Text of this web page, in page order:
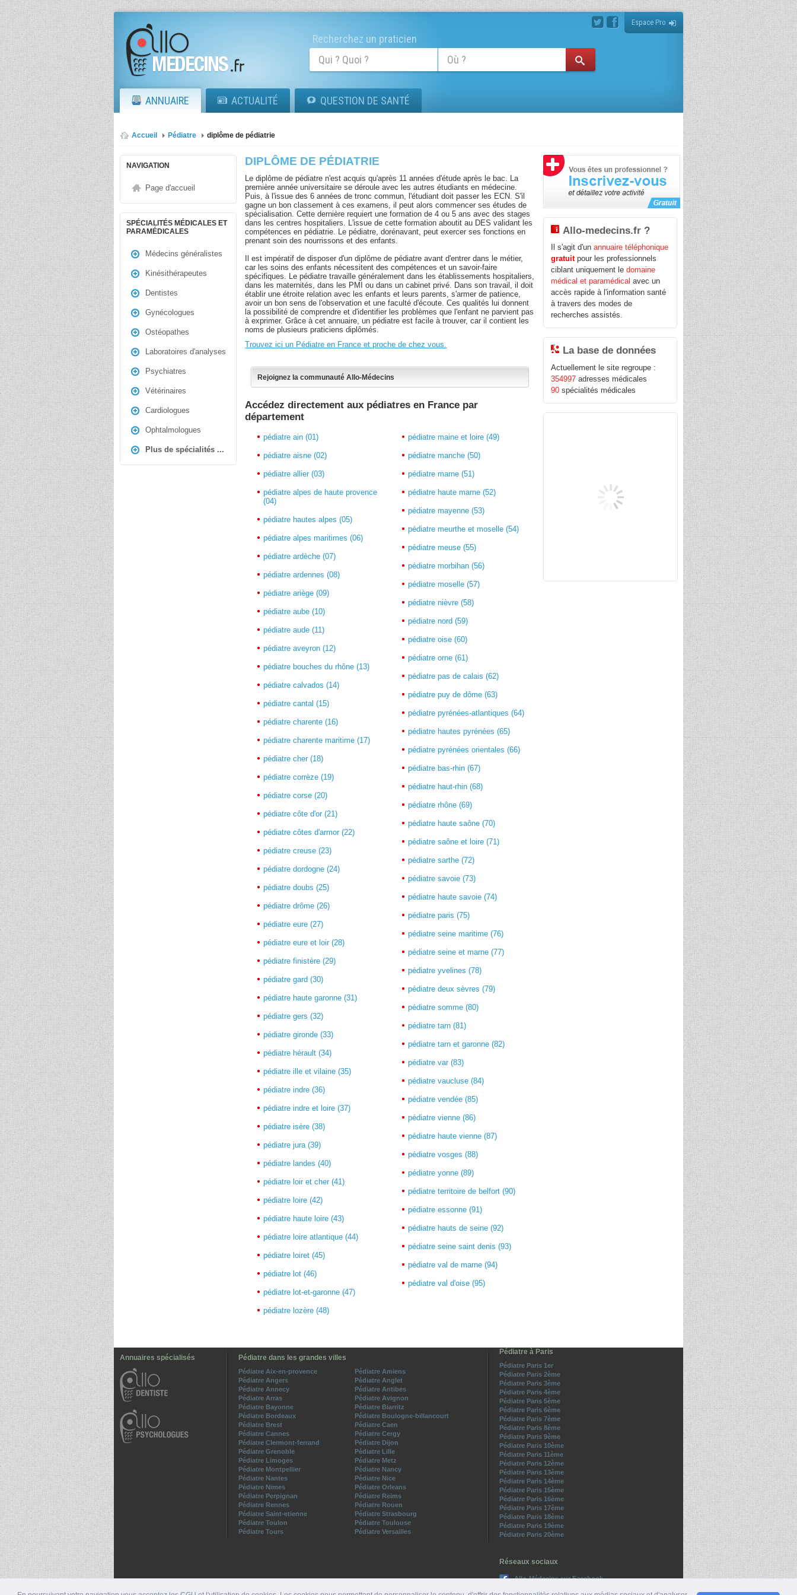
Espace Pro
Recherchez un praticien
ANNUAIRE ACTUALITÉ QUESTION DE SANTÉ
Accueil Pédiatre diplôme de pédiatrie
NAVIGATION
Page d'accueil
SPÉCIALITÉS MÉDICALES ET
PARAMÉDICALES
Médecins généralistes
Kinésithérapeutes
Dentistes
Gynécologues
Ostéopathes
Laboratoires d'analyses
Psychiatres
Vétérinaires
Cardiologues
Ophtalmologues
Plus de spécialités ...
DIPLÔME DE PÉDIATRIE
Le diplôme de pédiatre n'est acquis qu'après 11 années d'étude après le bac. La
première année universitaire se déroule avec les autres étudiants en médecine.
Puis, à l'issue des 6 années de tronc commun, l'étudiant doit passer les ECN. S'il
gagne un bon classement à ces examens, il peut alors commencer ses études de
spécialisation. Cette dernière requiert une formation de 4 ou 5 ans avec des stages
dans les centres hospitaliers. L'issue de cette formation aboutit au DES validant les
compétences en pédiatrie. Le pédiatre, dorénavant, peut exercer ses fonctions en
prenant soin des nourrissons et des enfants.
Il est impératif de disposer d'un diplôme de pédiatre avant d'entrer dans le métier,
car les soins des enfants nécessitent des compétences et un savoir-faire
spécifiques. Le pédiatre travaille généralement dans les établissements hospitaliers,
dans les maternités, dans les PMI ou dans un cabinet privé. Dans son travail, il doit
établir une étroite relation avec les enfants et leurs parents, s'armer de patience,
avoir un bon sens de l'observation et une faculté d'écoute. Ces qualités lui donnent
la possibilité de comprendre et d'identifier les problèmes que l'enfant ne parvient pas
à exprimer. Grâce à cet annuaire, un pédiatre est facile à trouver, car il contient les
noms de plusieurs praticiens diplômés.
Trouvez ici un Pédiatre en France et proche de chez vous.
Rejoignez la communauté Allo-Médecins
Accédez directement aux pédiatres en France par
département
pédiatre ain (01)
pédiatre aisne (02)
pédiatre allier (03)
pédiatre alpes de haute provence
(04)
pédiatre hautes alpes (05)
pédiatre alpes maritimes (06)
pédiatre ardèche (07)
pédiatre ardennes (08)
pédiatre ariège (09)
pédiatre aube (10)
pédiatre aude (11)
pédiatre aveyron (12)
pédiatre bouches du rhône (13)
pédiatre calvados (14)
pédiatre cantal (15)
pédiatre charente (16)
pédiatre charente maritime (17)
pédiatre cher (18)
pédiatre corrèze (19)
pédiatre corse (20)
pédiatre côte d'or (21)
pédiatre côtes d'armor (22)
pédiatre creuse (23)
pédiatre dordogne (24)
pédiatre doubs (25)
pédiatre drôme (26)
pédiatre eure (27)
pédiatre eure et loir (28)
pédiatre finistère (29)
pédiatre gard (30)
pédiatre haute garonne (31)
pédiatre gers (32)
pédiatre gironde (33)
pédiatre hérault (34)
pédiatre ille et vilaine (35)
pédiatre indre (36)
pédiatre indre et loire (37)
pédiatre isère (38)
pédiatre jura (39)
pédiatre landes (40)
pédiatre loir et cher (41)
pédiatre loire (42)
pédiatre haute loire (43)
pédiatre loire atlantique (44)
pédiatre loiret (45)
pédiatre lot (46)
pédiatre lot-et-garonne (47)
pédiatre lozère (48)
pédiatre maine et loire (49)
pédiatre manche (50)
pédiatre marne (51)
pédiatre haute marne (52)
pédiatre mayenne (53)
pédiatre meurthe et moselle (54)
pédiatre meuse (55)
pédiatre morbihan (56)
pédiatre moselle (57)
pédiatre nièvre (58)
pédiatre nord (59)
pédiatre oise (60)
pédiatre orne (61)
pédiatre pas de calais (62)
pédiatre puy de dôme (63)
pédiatre pyrénées-atlantiques (64)
pédiatre hautes pyrénées (65)
pédiatre pyrénées orientales (66)
pédiatre bas-rhin (67)
pédiatre haut-rhin (68)
pédiatre rhône (69)
pédiatre haute saône (70)
pédiatre saône et loire (71)
pédiatre sarthe (72)
pédiatre savoie (73)
pédiatre haute savoie (74)
pédiatre paris (75)
pédiatre seine maritime (76)
pédiatre seine et marne (77)
pédiatre yvelines (78)
pédiatre deux sèvres (79)
pédiatre somme (80)
pédiatre tarn (81)
pédiatre tarn et garonne (82)
pédiatre var (83)
pédiatre vaucluse (84)
pédiatre vendée (85)
pédiatre vienne (86)
pédiatre haute vienne (87)
pédiatre vosges (88)
pédiatre yonne (89)
pédiatre territoire de belfort (90)
pédiatre essonne (91)
pédiatre hauts de seine (92)
pédiatre seine saint denis (93)
pédiatre val de marne (94)
pédiatre val d'oise (95)
Allo-medecins.fr ?
Il s'agit d'unannuaire téléphonique
gratuitpour les professionnels
ciblant uniquement ledomaine
médical et paramédical avec un
accès rapide à l'information santé
à travers des modes de
recherches assistés.
La base de données
Actuellement le site regroupe :
354997 adresses médicales
90 spécialités médicales
Annuaires spécialisés Pédiatre dans les grandes villes
Pédiatre Aix-en-provence
Pédiatre Amiens
Pédiatre Angers
Pédiatre Anglet
Pédiatre Annecy
Pédiatre Antibes
Pédiatre Arras
Pédiatre Avignon
Pédiatre Bayonne
Pédiatre Biarritz
Pédiatre Bordeaux
Pédiatre Boulogne-billancourt
Pédiatre Brest
Pédiatre Caen
Pédiatre Cannes
Pédiatre Cergy
Pédiatre Clermont-ferrand
Pédiatre Dijon
Pédiatre Grenoble
Pédiatre Lille
Pédiatre Limoges
Pédiatre Metz
Pédiatre Montpellier
Pédiatre Nancy
Pédiatre Nantes
Pédiatre Nice
Pédiatre Nimes
Pédiatre Orleans
Pédiatre Perpignan
Pédiatre Reims
Pédiatre Rennes
Pédiatre Rouen
Pédiatre Saint-etienne
Pédiatre Strasbourg
Pédiatre Toulon
Pédiatre Toulouse
Pédiatre Tours
Pédiatre Versailles
Pédiatre à Paris
Pédiatre Paris 1er
Pédiatre Paris 2ème
Pédiatre Paris 3ème
Pédiatre Paris 4ème
Pédiatre Paris 5ème
Pédiatre Paris 6ème
Pédiatre Paris 7ème
Pédiatre Paris 8ème
Pédiatre Paris 9ème
Pédiatre Paris 10ème
Pédiatre Paris 11ème
Pédiatre Paris 12ème
Pédiatre Paris 13ème
Pédiatre Paris 14ème
Pédiatre Paris 15ème
Pédiatre Paris 16ème
Pédiatre Paris 17ème
Pédiatre Paris 18ème
Pédiatre Paris 19ème
Pédiatre Paris 20ème
Réseaux sociaux
Allo-Médecins sur Facebook
Suivez-nous sur Twitter